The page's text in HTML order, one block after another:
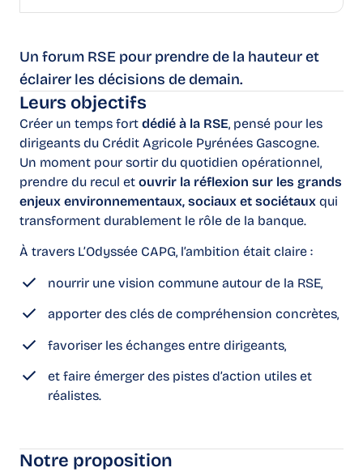
Un forum RSE pour prendre de la hauteur et
éclairer les décisions de demain.
Leurs objectifs
Créer un temps fort dédié à la RSE, pensé pour les
dirigeants du Crédit Agricole Pyrénées Gascogne.
Un moment pour sortir du quotidien opérationnel,
prendre du recul et ouvrir la réflexion sur les grands
enjeux environnementaux, sociaux et sociétaux qui
transforment durablement le rôle de la banque.
À travers L’Odyssée CAPG, l’ambition était claire :
nourrir une vision commune autour de la RSE,
apporter des clés de compréhension concrètes,
favoriser les échanges entre dirigeants,
et faire émerger des pistes d’action utiles et
réalistes.
Notre proposition